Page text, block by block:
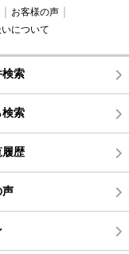
お客様の声
について
検索
検索
履歴
声